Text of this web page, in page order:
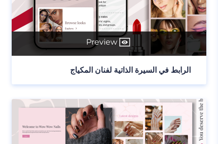
Preview
الرابط في السيرة الذاتية لفنان المكياج